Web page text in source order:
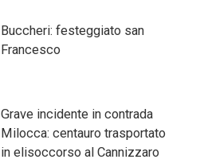
Buccheri: festeggiato san
Francesco
Grave incidente in contrada
Milocca: centauro trasportato
in elisoccorso al Cannizzaro